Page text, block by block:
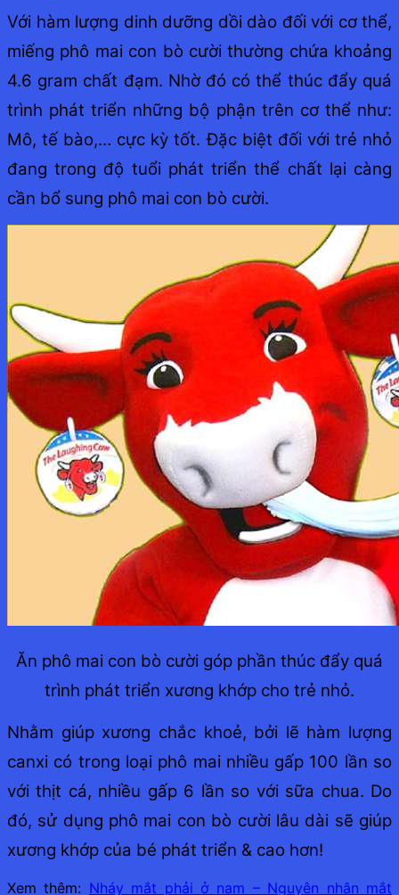
Với hàm lượng dinh dưỡng dồi dào đối với cơ thể,
miếng phô mai con bò cười thường chứa khoảng
4.6 gram chất đạm. Nhờ đó có thể thúc đẩy quá
trình phát triển những bộ phận trên cơ thể như:
Mô, tế bào,… cực kỳ tốt. Đặc biệt đối với trẻ nhỏ
đang trong độ tuổi phát triển thể chất lại càng
cần bổ sung phô mai con bò cười.
Ăn phô mai con bò cười góp phần thúc đẩy quá
trình phát triển xương khớp cho trẻ nhỏ.
Nhằm giúp xương chắc khoẻ, bởi lẽ hàm lượng
canxi có trong loại phô mai nhiều gấp 100 lần so
với thịt cá, nhiều gấp 6 lần so với sữa chua. Do
đó, sử dụng phô mai con bò cười lâu dài sẽ giúp
xương khớp của bé phát triển & cao hơn!
Xem thêm: Nháy mắt phải ở nam – Nguyên nhân mắt